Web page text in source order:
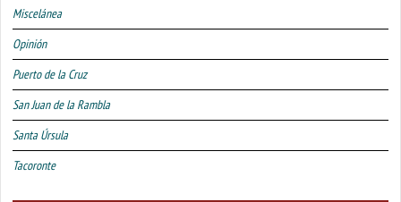
Miscelánea
Opinión
Puerto de la Cruz
San Juan de la Rambla
Santa Úrsula
Tacoronte